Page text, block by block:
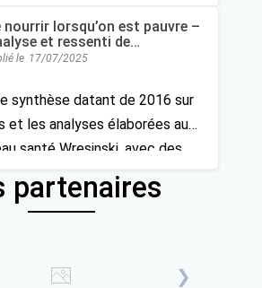
leur réseau.
nourrir lorsqu’on est pauvre –
et ressenti de
en situation de
le 17/07/2025
synthèse datant de 2016 sur
et les analyses élaborées au
santé Wresinski, avec des
Monde, sur ce que
de se nourrir et de nourrir
partenaires